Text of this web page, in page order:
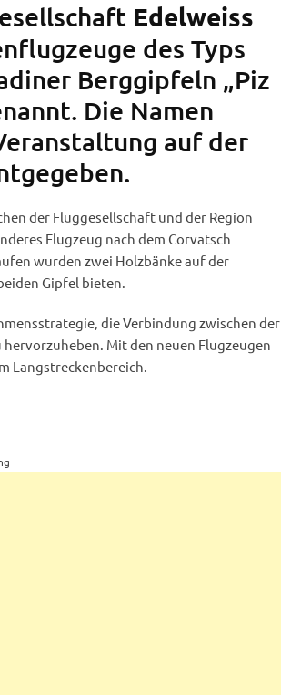
Edelweiss
des Typs
Berggipfeln „Piz
Die Namen
auf der
der Fluggesellschaft und der Region
Flugzeug nach dem Corvatsch
wurden zwei Holzbänke auf der
Gipfel bieten.
die Verbindung zwischen der
Mit den neuen Flugzeugen
Langstreckenbereich.